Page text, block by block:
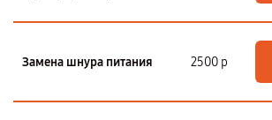
Замена шнура питания 2500 р